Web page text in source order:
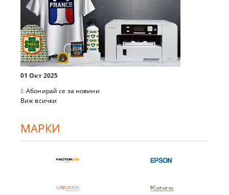
01 Окт 2025
Абонирай се за новини
Виж всички
МАРКИ